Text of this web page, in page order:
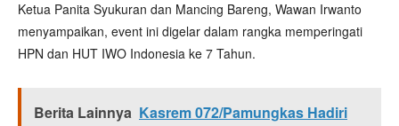
Ketua Panita Syukuran dan Mancing Bareng, Wawan Irwanto
menyampaikan, event ini digelar dalam rangka memperingati
HPN dan HUT IWO Indonesia ke 7 Tahun.
Berita Lainnya Kasrem 072/Pamungkas Hadiri